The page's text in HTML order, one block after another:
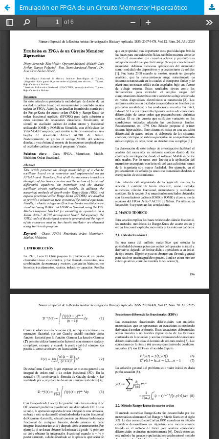
Emulación en FPGA de un Circuito Memristor Hipercaótico